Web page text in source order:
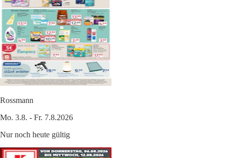
Rossmann
Mo. 3.8. - Fr. 7.8.2026
Nur noch heute gültig